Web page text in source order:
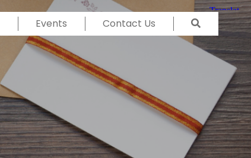
Events Contact Us